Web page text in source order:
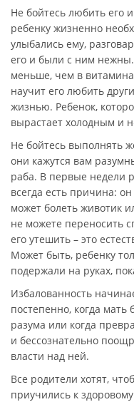
Не бойтесь любить его
ребенку жизненно
улыбались ему,
его и были с ним
меньше, чем в
научит его любить
жизнью. Ребенок,
вырастает холодным и
Не бойтесь выполнять
они кажутся вам
раба. В первые недели
всегда есть причина:
может болеть животик
не можете переносить
его утешить – это
Может быть, ребенку
подержали на руках,
Избалованность
постепенно, когда мать
разума или когда
и бессознательно
власти над ней.
Все родители хотят,
приучились к